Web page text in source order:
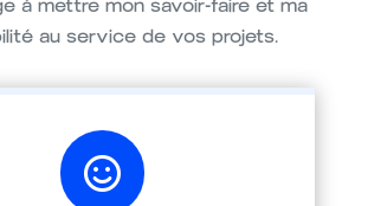
à mettre mon savoir-faire et ma
au service de vos projets.
